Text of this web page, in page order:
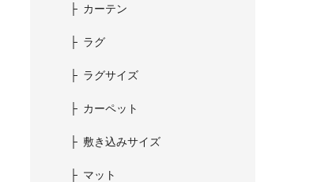
カーテン
ラグ
ラグサイズ
カーペット
敷き込みサイズ
マット